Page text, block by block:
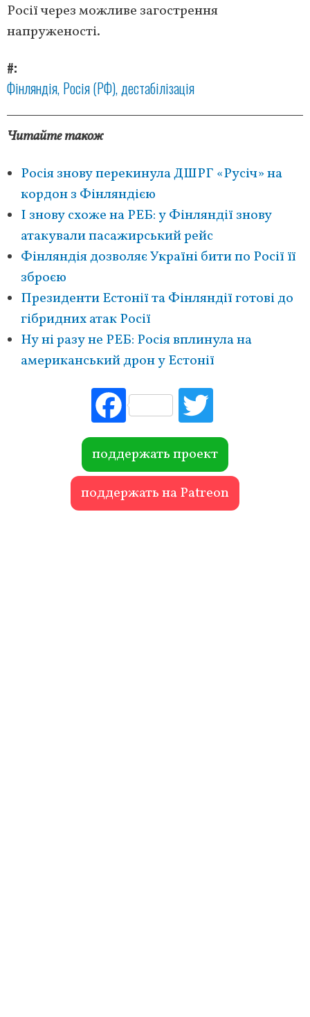
Росії через можливе загострення
напруженості.
#
Фінляндія Росія (РФ) дестабілізація
Читайте також
Росія знову перекинула ДШРГ «Русіч» на
кордон з Фінляндією
І знову схоже на РЕБ: у Фінляндії знову
атакували пасажирський рейс
Фінляндія дозволяє Україні бити по Росії її
зброєю
Президенти Естонії та Фінляндії готові до
гібридних атак Росії
Ну ні разу не РЕБ: Росія вплинула на
американський дрон у Естонії
Fac
ebo
ok r
поддержать проект
поддержать на Patreon